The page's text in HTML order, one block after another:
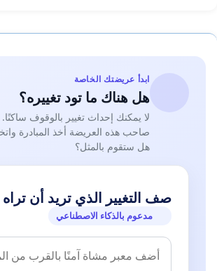
ابدأ عريضتك الخاصة
هل هناك ما تود تغييره؟
لا يمكنك إحداث تغيير بالوقوف ساكنًا.
صاحب هذه العريضة أخذ المبادرة
هل ستقوم بالمثل؟
صف التغيير الذي تريد أن تراه
مدعوم بالذكاء الاصطناعي